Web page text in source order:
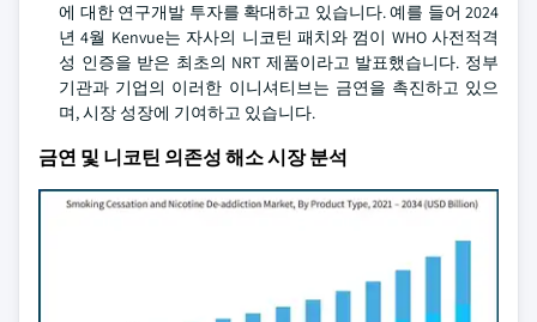
에 대한 연구개발 투자를 확대하고 있습니다. 예를 들어 2024
년 4월 Kenvue는 자사의 니코틴 패치와 껌이 WHO 사전적격
성 인증을 받은 최초의 NRT 제품이라고 발표했습니다. 정부
기관과 기업의 이러한 이니셔티브는 금연을 촉진하고 있으
며, 시장 성장에 기여하고 있습니다.
금연 및 니코틴 의존성 해소 시장 분석